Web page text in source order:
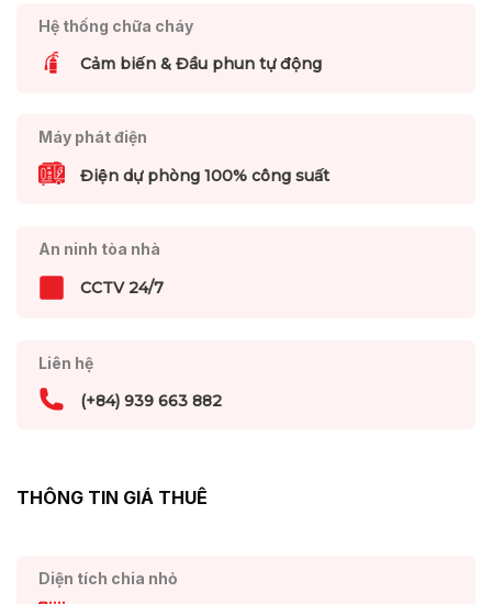
Hệ thống chữa cháy
Cảm biến & Đầu phun tự động
Máy phát điện
Điện dự phòng 100% công suất
An ninh tòa nhà
CCTV 24/7
Liên hệ
(+84) 939 663 882
THÔNG TIN GIÁ THUÊ
Diện tích chia nhỏ